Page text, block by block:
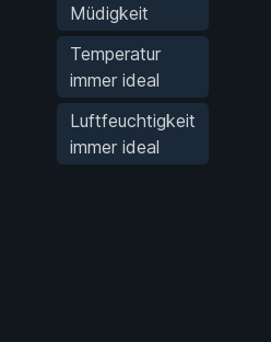
Müdigkeit
Temperatur
immer ideal
Luftfeuchtigkeit
immer ideal